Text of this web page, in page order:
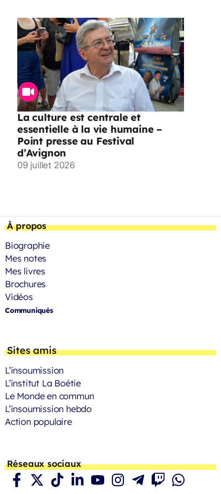
La culture est centrale et
essentielle à la vie humaine –
Point presse au Festival
d’Avignon
09 juillet 2026
À propos
Biographie
Mes notes
Mes livres
Brochures
Vidéos
Communiqués
Sites amis
L’insoumission
L’institut La Boétie
Le Monde en commun
L’insoumission hebdo
Action populaire
Réseaux sociaux